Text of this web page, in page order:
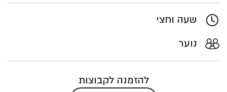
שעה וחצי
נוער
להזמנה לקבוצות